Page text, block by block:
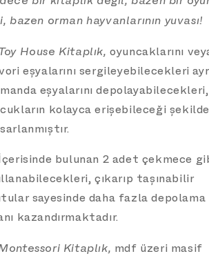
bazen orman hayvanlarının yuvası!
House Kitaplık, oyuncaklarını
eşyalarını sergileyebilecekleri
eşyalarını depolayabilecekleri,
kolayca erişebileceği şekilde
bulunan 2 adet çekmece
çıkarıp taşınabilir
sayesinde daha fazla depolama
kazandırmaktadır.
Kitaplık, mdf üzeri masif